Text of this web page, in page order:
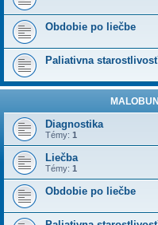
Obdobie po liečbe
Paliativna starostlivosť
Diagnostika
Témy: 1
Liečba
Témy: 1
Obdobie po liečbe